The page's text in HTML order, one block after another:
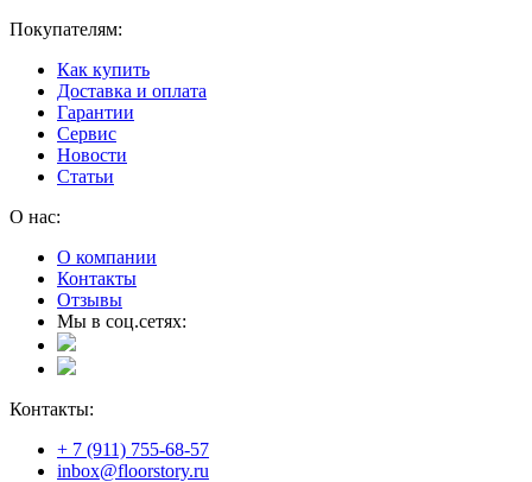
Покупателям:
Как купить
Доставка и оплата
Гарантии
Сервис
Новости
Статьи
О нас:
О компании
Контакты
Отзывы
Мы в соц.сетях:
Контакты:
+ 7 (911) 755-68-57
inbox@floorstory.ru